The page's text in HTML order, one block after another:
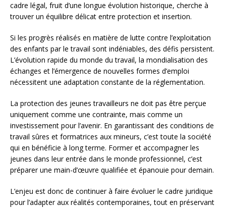
cadre légal, fruit d’une longue évolution historique, cherche à
trouver un équilibre délicat entre protection et insertion.
Si les progrès réalisés en matière de lutte contre l’exploitation
des enfants par le travail sont indéniables, des défis persistent.
L’évolution rapide du monde du travail, la mondialisation des
échanges et l’émergence de nouvelles formes d’emploi
nécessitent une adaptation constante de la réglementation.
La protection des jeunes travailleurs ne doit pas être perçue
uniquement comme une contrainte, mais comme un
investissement pour l’avenir. En garantissant des conditions de
travail sûres et formatrices aux mineurs, c’est toute la société
qui en bénéficie à long terme. Former et accompagner les
jeunes dans leur entrée dans le monde professionnel, c’est
préparer une main-d’œuvre qualifiée et épanouie pour demain.
L’enjeu est donc de continuer à faire évoluer le cadre juridique
pour l’adapter aux réalités contemporaines, tout en préservant